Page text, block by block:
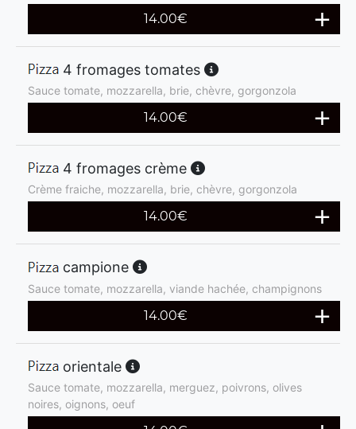
14.00€
4 fromages tomates
Sauce tomate, mozzarella, brie, chèvre, gorgonzola
14.00€
4 fromages crème
Crème fraiche, mozzarella, brie, chèvre, gorgonzola
14.00€
campione
Sauce tomate, mozzarella, viande hachée, champignons
14.00€
orientale
Sauce tomate, mozzarella, merguez, poivrons, olives
noires, oignons, oeuf